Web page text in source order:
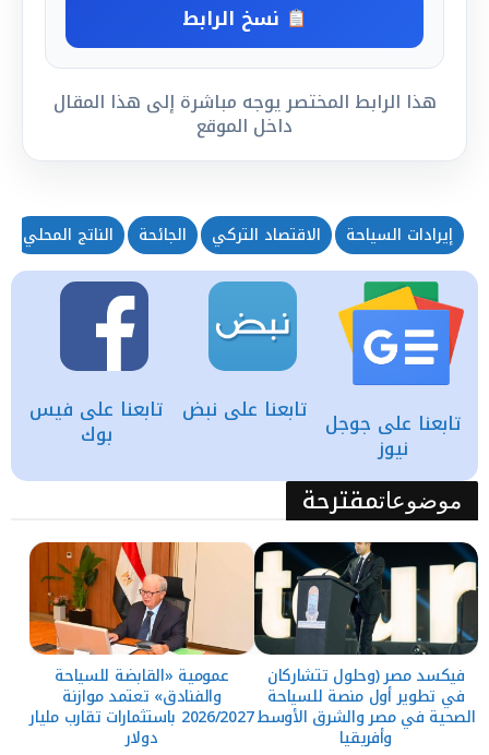
نسخ الرابط
هذا الرابط المختصر يوجه مباشرة إلى هذا المقال
داخل الموقع
إيرادات السياحة الاقتصاد التركي الجائحة الناتج المحلي
تابعنا على فيس
بوك
تابعنا على نبض تابعنا على جوجل
نيوز
موضوعاتمقترحة
فيكسد مصر (وحلول تتشاركان
في تطوير أول منصة للسياحة
الصحية في مصر والشرق الأوسط
وأفريقيا
عمومية «القابضة للسياحة
والفنادق» تعتمد موازنة
2026/2027 باستثمارات تقارب مليار
دولار